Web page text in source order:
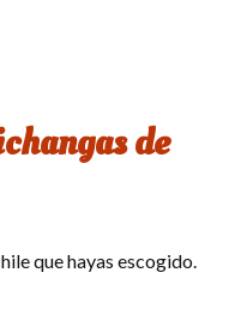
de
que hayas escogido.